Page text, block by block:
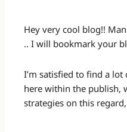
Hey very cool blog!!
.. I will bookmark your
I’m satisfied to find a
here within the publish,
strategies on this